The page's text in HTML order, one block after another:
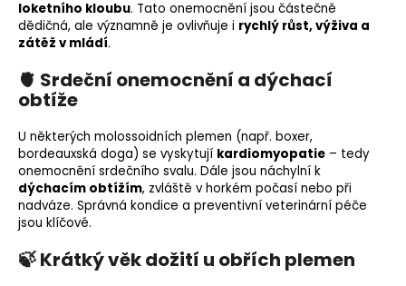
loketního kloubu. Tato onemocnění jsou částečně
dědičná, ale významně je ovlivňuje i rychlý růst, výživa a
zátěž v mládí.
🫀 Srdeční onemocnění a dýchací
obtíže
U některých molossoidních plemen (např. boxer,
bordeauxská doga) se vyskytují kardiomyopatie – tedy
onemocnění srdečního svalu. Dále jsou náchylní k
dýchacím obtížím, zvláště v horkém počasí nebo při
nadváze. Správná kondice a preventivní veterinární péče
jsou klíčové.
🍃 Krátký věk dožití u obřích plemen